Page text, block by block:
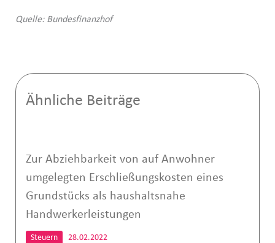
Quelle: Bundesfinanzhof
Ähnliche Beiträge
Zur Abziehbarkeit von auf Anwohner
umgelegten Erschließungskosten eines
Grundstücks als haushaltsnahe
Handwerkerleistungen
Steuern 28.02.2022